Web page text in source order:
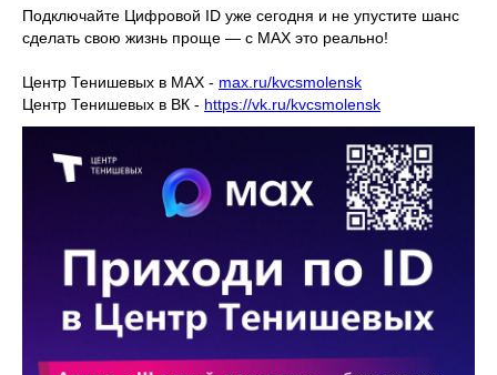
Подключайте Цифровой ID уже сегодня и не упустите шанс
сделать свою жизнь проще — с MAX это реально!
Центр Тенишевых в МАХ - max.ru/kvcsmolensk
Центр Тенишевых в ВК - https://vk.ru/kvcsmolensk